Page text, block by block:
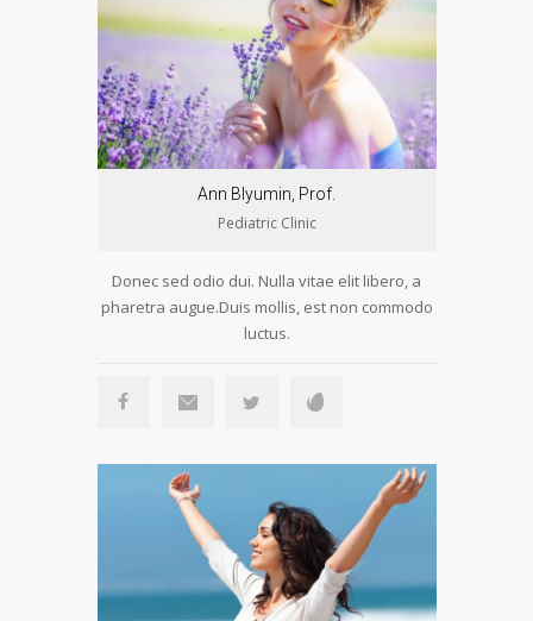
Ann Blyumin, Prof.
Pediatric Clinic
Donec sed odio dui. Nulla vitae elit libero, a
pharetra augue.Duis mollis, est non commodo
luctus.